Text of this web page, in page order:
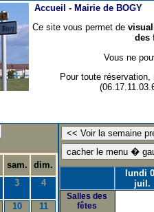
Accueil - Mairie de BOGY
Ce site vous permet de
des
Vous ne
Pour toute
sam.
dim.
3 4
10 11
lundi
juil.
Salles des
fêtes